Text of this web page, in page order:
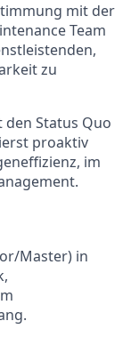
mit der
Team
zu
Status Quo
proaktiv
im
Master) in